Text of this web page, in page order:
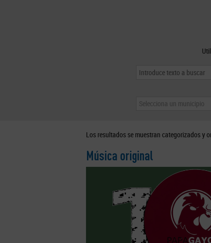
Selecciona un municipio
Los resultados se muestran categorizados y
Música original